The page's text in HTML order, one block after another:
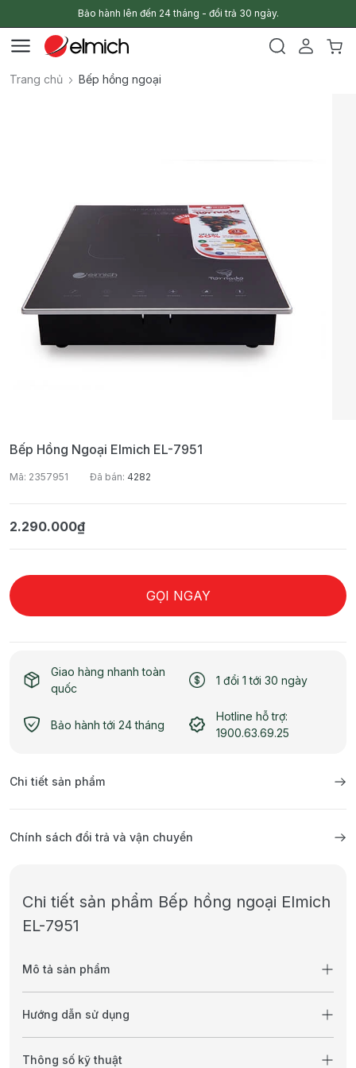
Bảo hành lên đến 24 tháng - đổi trả 30 ngày.
Trang chủ Bếp hồng ngoại
Bếp Hồng Ngoại Elmich EL-7951
Mã: 2357951 Đã bán: 4282
2.290.000₫
GỌI NGAY
Giao hàng nhanh toàn
quốc
1 đổi 1 tới 30 ngày
Bảo hành tới 24 tháng
Hotline hỗ trợ:
1900.63.69.25
Chi tiết sản phẩm
Chính sách đổi trả và vận chuyển
Chi tiết sản phẩm Bếp hồng ngoại Elmich
EL-7951
Mô tả sản phẩm
Hướng dẫn sử dụng
Thông số kỹ thuật